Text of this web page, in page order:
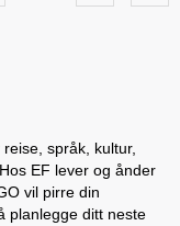
språk, kultur,
EF lever og ånder
vil pirre din
planlegge ditt neste